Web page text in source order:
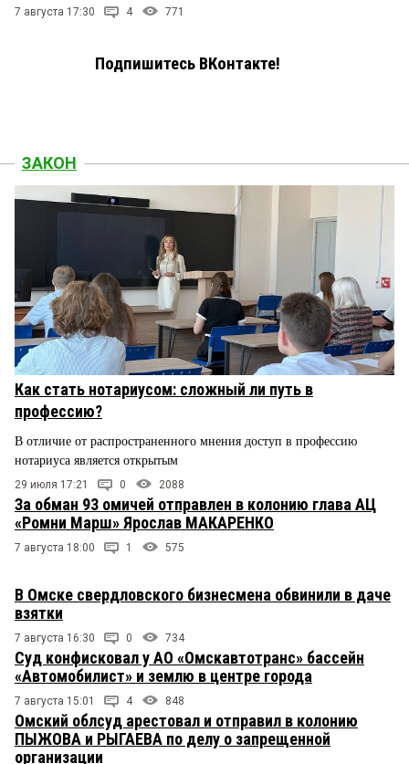
7 августа 17:30 4 771
Подпишитесь ВКонтакте!
ЗАКОН
Как стать нотариусом: сложный ли путь в
профессию?
В отличие от распространенного мнения доступ в профессию
нотариуса является открытым
29 июля 17:21 0 2088
За обман 93 омичей отправлен в колонию глава АЦ
«Ромни Марш» Ярослав МАКАРЕНКО
7 августа 18:00 1 575
В Омске свердловского бизнесмена обвинили в даче
взятки
7 августа 16:30 0 734
Суд конфисковал у АО «Омскавтотранс» бассейн
«Автомобилист» и землю в центре города
7 августа 15:01 4 848
Омский облсуд арестовал и отправил в колонию
ПЫЖОВА и РЫГАЕВА по делу о запрещенной
организации